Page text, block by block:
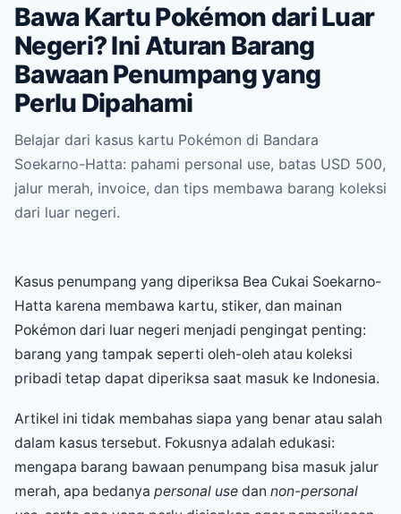
Bawa Kartu Pokémon dari Luar
Negeri? Ini Aturan Barang
Bawaan Penumpang yang
Perlu Dipahami
Belajar dari kasus kartu Pokémon di Bandara
Soekarno-Hatta: pahami personal use, batas USD 500,
jalur merah, invoice, dan tips membawa barang koleksi
dari luar negeri.
Kasus penumpang yang diperiksa Bea Cukai Soekarno-
Hatta karena membawa kartu, stiker, dan mainan
Pokémon dari luar negeri menjadi pengingat penting:
barang yang tampak seperti oleh-oleh atau koleksi
pribadi tetap dapat diperiksa saat masuk ke Indonesia.
Artikel ini tidak membahas siapa yang benar atau salah
dalam kasus tersebut. Fokusnya adalah edukasi:
mengapa barang bawaan penumpang bisa masuk jalur
merah, apa bedanya personal use dan non-personal